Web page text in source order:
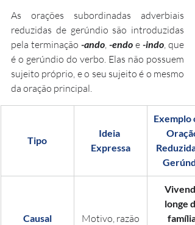
As orações subordinadas adverbiais
reduzidas de gerúndio são introduzidas
pela terminação -ando, -endo e -indo, que
é o gerúndio do verbo. Elas não possuem
sujeito próprio, e o seu sujeito é o mesmo
da oração principal.
Tipo
Ideia
Expressa
Exemplo
Oração
Causal Motivo, razão
longe
família